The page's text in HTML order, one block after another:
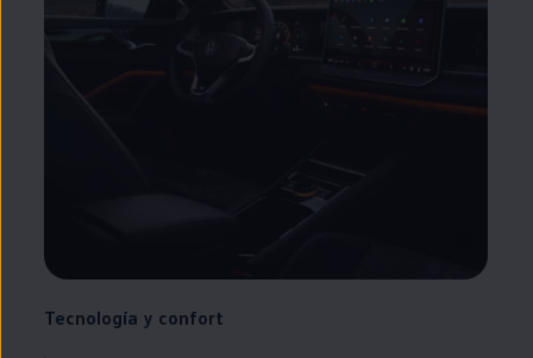
Tecnología y confort